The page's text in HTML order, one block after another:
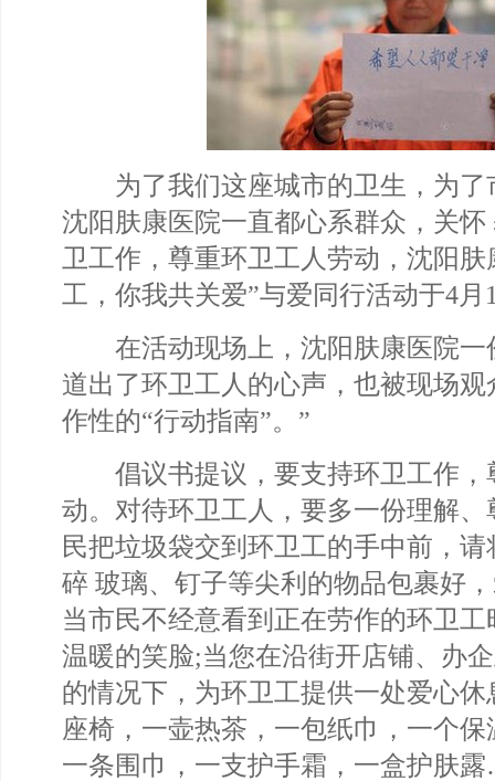
为了我们这座城市的卫生，为了
沈阳肤康医院一直都心系群众，关
卫工作，尊重环卫工人劳动，沈阳肤
工，你我共关爱”与爱同行活动于4月
在活动现场上，沈阳肤康医院一
道出了环卫工人的心声，也被现场
作性的“行动指南”。”
倡议书提议，要支持环卫工作，
动。对待环卫工人，要多一份理解
民把垃圾袋交到环卫工的手中前，
碎 玻璃、钉子等尖利的物品包裹好
当市民不经意看到正在劳作的环卫
温暖的笑脸;当您在沿街开店铺、办
的情况下，为环卫工提供一处爱心
座椅，一壶热茶，一包纸巾，一个
一条围巾，一支护手霜，一盒护肤